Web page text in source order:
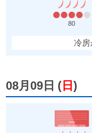
80
冷
08月09日 ( 日 )